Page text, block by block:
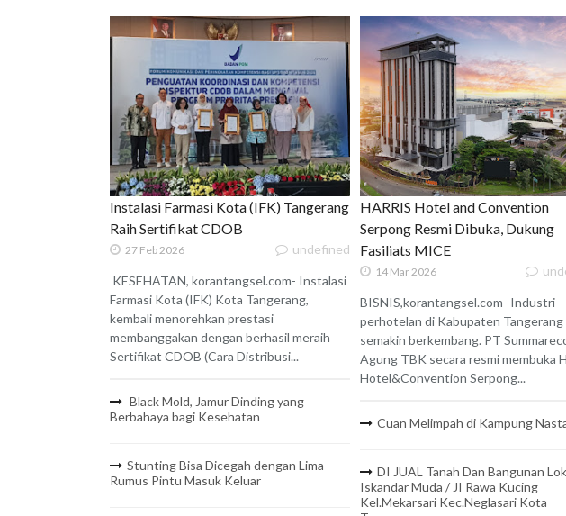
Instalasi Farmasi Kota (IFK) Tangerang
Raih Sertifikat CDOB
27 Feb 2026 undefined
KESEHATAN, korantangsel.com- Instalasi
Farmasi Kota (IFK) Kota Tangerang,
kembali menorehkan prestasi
membanggakan dengan berhasil meraih
Sertifikat CDOB (Cara Distribusi...
Black Mold, Jamur Dinding yang
Berbahaya bagi Kesehatan
Stunting Bisa Dicegah dengan Lima
Rumus Pintu Masuk Keluar
HARRIS Hotel and Convention
Serpong Resmi Dibuka, Dukung
Fasiliats MICE
14 Mar 2026
BISNIS,korantangsel.com- Industri
perhotelan di Kabupaten Tangerang
semakin berkembang. PT
Agung TBK secara resmi membuka
Hotel&Convention Serpong...
Cuan Melimpah di Kampung
DI JUAL Tanah Dan Bangunan
Iskandar Muda / JI Rawa Kucing
Kel.Mekarsari Kec.Neglasari Kota